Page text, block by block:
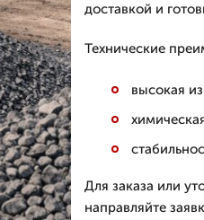
доставкой и
Технические
высокая
Для заказа или
направляйте